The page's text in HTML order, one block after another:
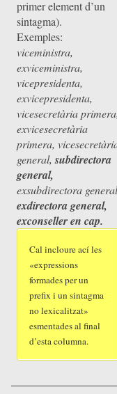
primer element d’un
sintagma).
Exemples:
viceministra,
exviceministra,
vicepresidenta,
exvicepresidenta,
vicesecretària primera,
exvicesecretària
primera,
general, subdirectora
general,
exsubdirectora
exdirectora general,
exconseller en cap.
Cal incloure ací les
«expressions
formades per un
prefix i un sintagma
no lexicalitzat»
esmentades al final
d’esta columna.